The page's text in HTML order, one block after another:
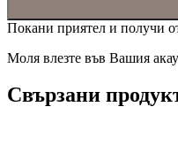
Покани приятел и получи
Моля влезте във Вашия
Свързани